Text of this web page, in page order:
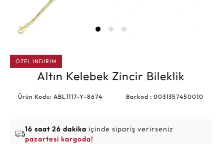
ÖZEL İNDİRİM
Altın Kelebek Zincir Bileklik
Ürün Kodu: ABL1117-Y-8674 Barkod : 0031357450010
16 saat 26 dakika içinde sipariş verirseniz
pazartesi kargoda!